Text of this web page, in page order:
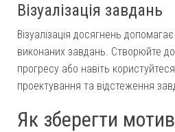
Візуалізація завдань
Візуалізація досягнень
виконаних завдань. Створюйте
прогресу або навіть
проектування та відстеження
Як зберегти